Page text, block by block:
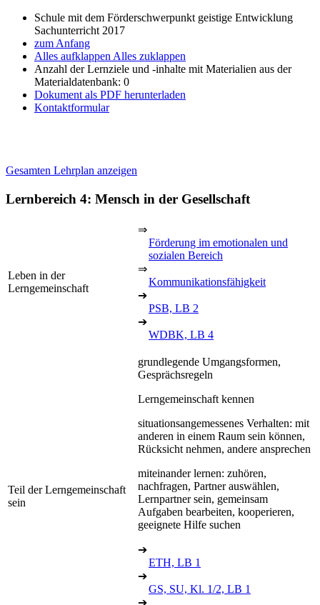
Schule mit dem Förderschwerpunkt geistige Entwicklung
Sachunterricht 2017
zum Anfang
Alles aufklappen Alles zuklappen
Anzahl der Lernziele und -inhalte mit Materialien aus der
Materialdatenbank: 0
Dokument als PDF herunterladen
Kontaktformular
Gesamten Lehrplan anzeigen
Lernbereich 4: Mensch in der Gesellschaft
Leben in der
Lerngemeinschaft
⇒
Förderung im emotionalen und
sozialen Bereich
⇒
Kommunikationsfähigkeit
➔
PSB, LB 2
➔
WDBK, LB 4
Teil der Lerngemeinschaft
sein
grundlegende Umgangsformen,
Gesprächsregeln
Lerngemeinschaft kennen
situationsangemessenes Verhalten: mit
anderen in einem Raum sein können,
Rücksicht nehmen, andere ansprechen
miteinander lernen: zuhören,
nachfragen, Partner auswählen,
Lernpartner sein, gemeinsam
Aufgaben bearbeiten, kooperieren,
geeignete Hilfe suchen
➔
ETH, LB 1
➔
GS, SU, Kl. 1/2, LB 1
➔